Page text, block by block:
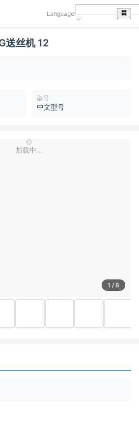
Language:
送丝机 12
型号
中文型号
加载中...
1 / 8